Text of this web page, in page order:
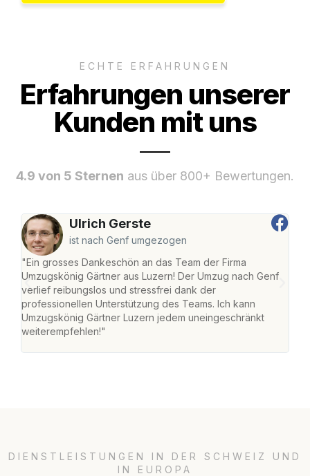
ECHTE ERFAHRUNGEN
Erfahrungen unserer
Kunden mit uns
4.9 von 5 Sternen aus über 800+ Bewertungen.
Ulrich Gerste
ist nach Genf umgezogen
"Ein grosses Dankeschön an das Team der Firma
Umzugskönig Gärtner aus Luzern! Der Umzug nach Genf
verlief reibungslos und stressfrei dank der
professionellen Unterstützung des Teams. Ich kann
Umzugskönig Gärtner Luzern jedem uneingeschränkt
weiterempfehlen!"
DIENSTLEISTUNGEN IN DER SCHWEIZ UND
IN EUROPA